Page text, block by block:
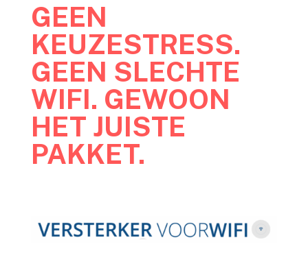
GEEN
KEUZESTRESS.
GEEN SLECHTE
WIFI. GEWOON
HET JUISTE
PAKKET.